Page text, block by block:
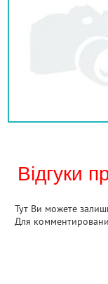
Відгуки
Тут Ви можете
Для